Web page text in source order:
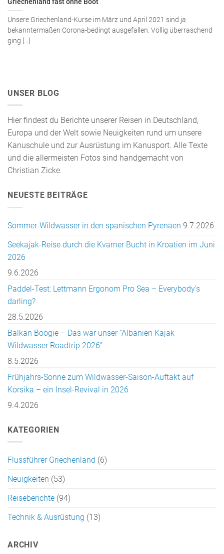
Griechenland fast ohne Boot
Unsere Griechenland-Kurse im März und April 2021 sind ja
bekanntermaßen Corona-bedingt ausgefallen. Völlig überraschend
ging [...]
UNSER BLOG
Hier findest du Berichte unserer Reisen in Deutschland,
Europa und der Welt sowie Neuigkeiten rund um unsere
Kanuschule und zur Ausrüstung im Kanusport. Alle Texte
und die allermeisten Fotos sind handgemacht von
Christian Zicke.
NEUESTE BEITRÄGE
Sommer-Wildwasser in den spanischen Pyrenäen 9.7.2026
Seekajak-Reise durch die Kvarner Bucht in Kroatien im Juni
2026
9.6.2026
Paddel-Test: Lettmann Ergonom Pro Sea – Everybody’s
darling?
28.5.2026
Balkan Boogie – Das war unser “Albanien Kajak
Wildwasser Roadtrip 2026”
8.5.2026
Frühjahrs-Sonne zum Wildwasser-Saison-Auftakt auf
Korsika – ein Insel-Revival in 2026
9.4.2026
KATEGORIEN
Flussführer Griechenland (6)
Neuigkeiten (53)
Reiseberichte (94)
Technik & Ausrüstung (13)
ARCHIV